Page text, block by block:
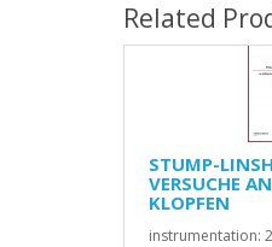
Related
STUMP-
VERSUCHE
KLOPFEN
instrumentation: